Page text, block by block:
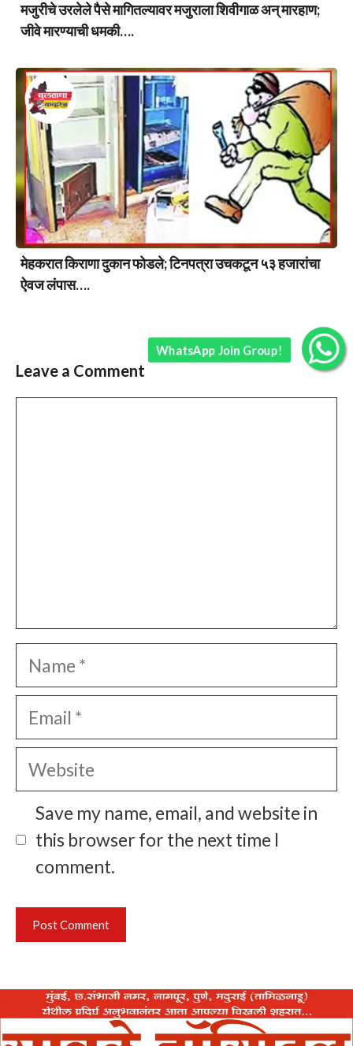
मजुरीचे उरलेले पैसे मागितल्यावर मजुराला शिवीगाळ अन् मारहाण;
जीवे मारण्याची धमकी….
मेहकरात किराणा दुकान फोडले; टिनपत्रा उचकटून ५३ हजारांचा
ऐवज लंपास….
Leave a Comment
Name
Email
Website
Save my name, email, and website in
this browser for the next time I
comment.
WhatsApp Join Group!